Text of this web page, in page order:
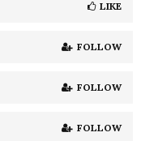
H
LIKE
FOLLOW
FOLLOW
FOLLOW